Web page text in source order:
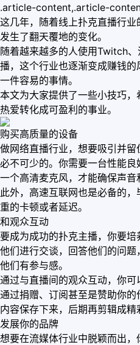
.article-content,.article-
这几年，随着线上扑克直播行
发生了翻天覆地的变化。
随着越来越多的人使用Twitch
播，这个行业也逐渐变成赚钱
一件容易的事情。
本文为大家提供了一些小技巧
热爱转化成可盈利的事业。
购买高质量的设备
做网络直播行业，想要吸引并
必不可少的。你需要一台性能
一个高清麦克风，才能确保声音
此外，高速互联网也是必备的
重的卡顿或者延迟。
和观众互动
要成为成功的扑克主播，你要
他们进行交谈，回答他们的问
他们有参与感。
通过与直播间的观众互动，你
通过捐赠、订阅甚至是赞助你
内容保存下来，后期再剪辑成精
发展你的品牌
想要在流媒体行业中脱颖而出